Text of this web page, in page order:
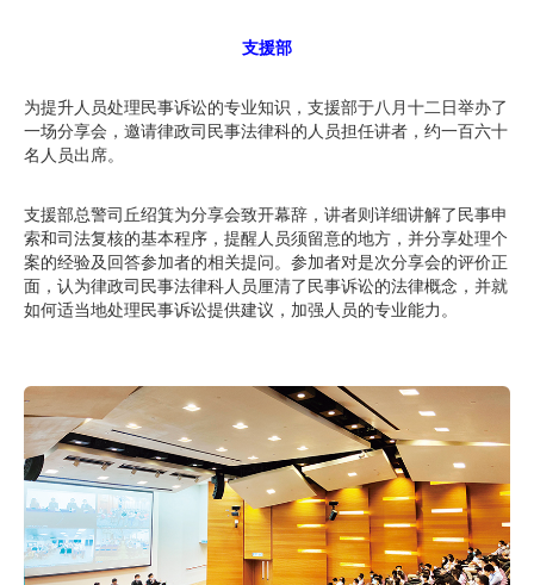
支援部
为提升人员处理民事诉讼的专业知识，支援部于八月十二日举办了
一场分享会，邀请律政司民事法律科的人员担任讲者，约一百六十
名人员出席。
支援部总警司丘绍箕为分享会致开幕辞，讲者则详细讲解了民事申
索和司法复核的基本程序，提醒人员须留意的地方，并分享处理个
案的经验及回答参加者的相关提问。参加者对是次分享会的评价正
面，认为律政司民事法律科人员厘清了民事诉讼的法律概念，并就
如何适当地处理民事诉讼提供建议，加强人员的专业能力。